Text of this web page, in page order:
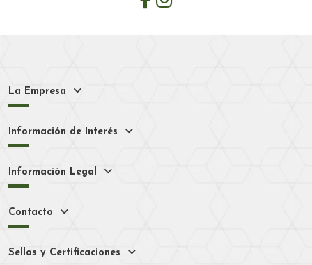
La Empresa
Información de Interés
Información Legal
Contacto
Sellos y Certificaciones